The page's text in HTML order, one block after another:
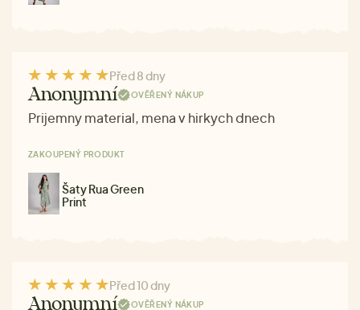
Před 8 dny
Anonymní OVĚŘENÝ NÁKUP
Prijemny material, mena v hirkych dnech
ZAKOUPENÝ PRODUKT
Šaty Rua Green
Print
Před 10 dny
Anonymní OVĚŘENÝ NÁKUP